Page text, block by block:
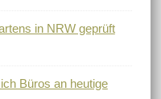
in NRW geprüft
Büros an heutige